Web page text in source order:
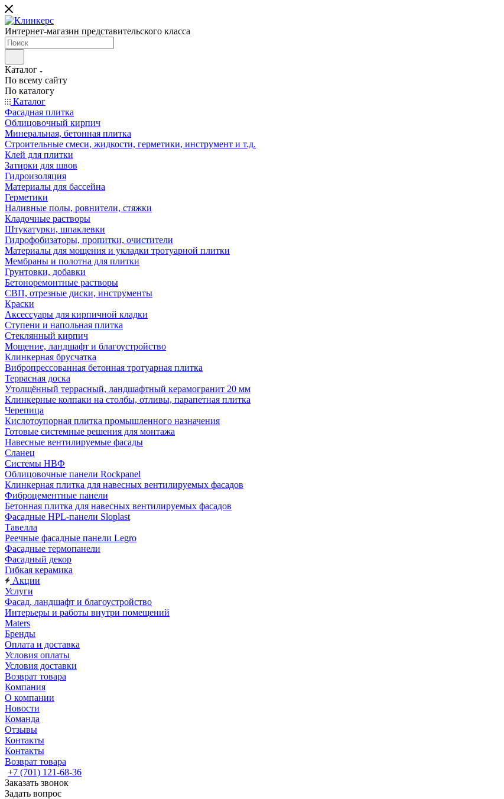
Интернет-магазин представительского класса
Каталог
По всему сайту
По каталогу
Каталог
Фасадная плитка
Облицовочный кирпич
Минеральная, бетонная плитка
Строительные смеси, жидкости, герметики, инструмент и т.д.
Клей для плитки
Затирки для швов
Гидроизоляция
Материалы для бассейна
Герметики
Наливные полы, ровнители, стяжки
Кладочные растворы
Штукатурки, шпаклевки
Гидрофобизаторы, пропитки, очистители
Материалы для мощения и укладки тротуарной плитки
Мембраны и полотна для плитки
Грунтовки, добавки
Бетоноремонтные растворы
СВП, отрезные диски, инструменты
Краски
Аксессуары для кирпичной кладки
Ступени и напольная плитка
Cтеклянный кирпич
Мощение, ландшафт и благоустройство
Клинкерная брусчатка
Вибропрессованная бетонная тротуарная плитка
Террасная доска
Утолщённый террасный, ландшафтный керамогранит 20 мм
Клинкерные колпаки на столбы, отливы, парапетная плитка
Черепица
Кислотоупорная плитка промышленного назначения
Готовые системные решения для монтажа
Навесные вентилируемые фасады
Сланец
Системы НВФ
Облицовочные панели Rockpanel
Клинкерная плитка для навесных вентилируемых фасадов
Фиброцементные панели
Бетонная плитка для навесных вентилируемых фасадов
Фасадные HPL-панели Sloplast
Тавелла
Реечные фасадные панели Legro
Фасадные термопанели
Фасадный декор
Гибкая керамика
Акции
Услуги
Фасад, ландшафт и благоустройство
Интерьеры и работы внутри помещений
Maters
Бренды
Оплата и доставка
Условия оплаты
Условия доставки
Возврат товара
Компания
О компании
Новости
Команда
Отзывы
Контакты
Контакты
Возврат товара
+7 (701) 121-68-36
Заказать звонок
Задать вопрос